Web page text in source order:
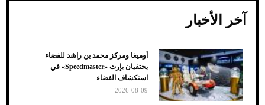
ضعف تبريد مكيف السيارة عند الوقوف.. أشهر
الأسباب والحلول
آخر الأخبار
أوميغا ومركز محمد بن راشد للفضاء
يحتفيان بإرث «Speedmaster» في
استكشاف الفضاء
2026-08-09